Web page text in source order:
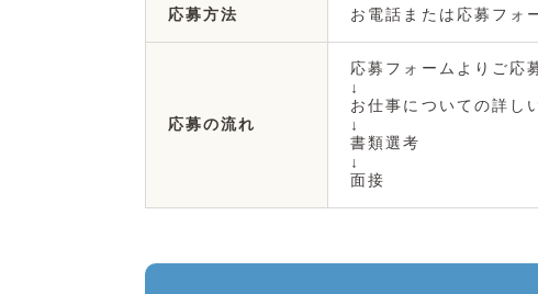
応募方法 お電話または応募フォ
応募の流れ
応募フォームよりご応
↓
お仕事についての詳し
↓
書類選考
↓
面接